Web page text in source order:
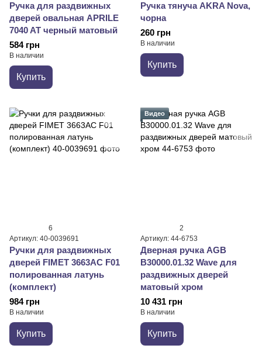
Ручка для раздвижных
дверей овальная APRILE
7040 AT черный матовый
584 грн
В наличии
Купить
Ручка тянуча AKRA Nova,
чорна
260 грн
В наличии
Купить
6
Артикул: 40-0039691
Ручки для раздвижных
дверей FIMET 3663AC F01
полированная латунь
(комплект)
984 грн
В наличии
Купить
Видео
2
Артикул: 44-6753
Дверная ручка AGB
B30000.01.32 Wave для
раздвижных дверей
матовый хром
10 431 грн
В наличии
Купить